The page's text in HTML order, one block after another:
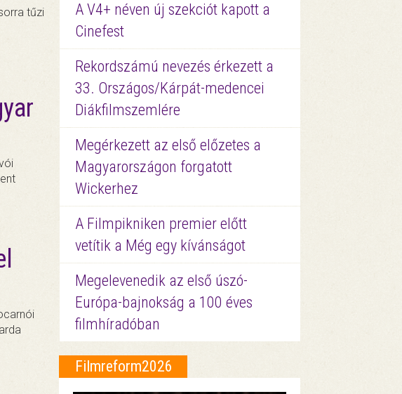
tűzi
A V4+ néven új szekciót kapott a
Cinefest
Rekordszámú nevezés érkezett a
33. Országos/Kárpát-medencei
Diákfilmszemlére
Megérkezett az első előzetes a
Magyarországon forgatott
Wickerhez
A Filmpikniken premier előtt
vetítik a Még egy kívánságot
Megelevenedik az első úszó-
Európa-bajnokság a 100 éves
filmhíradóban
Filmreform2026